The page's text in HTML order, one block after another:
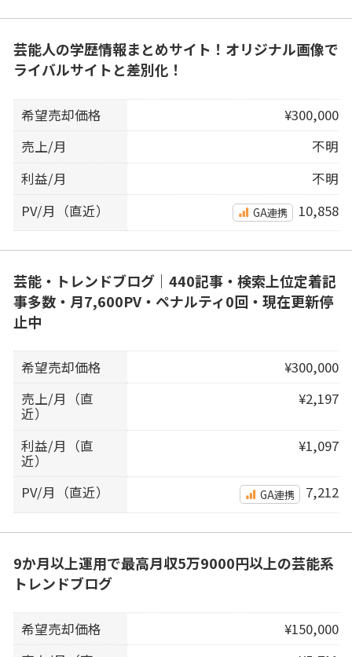
芸能人の学歴情報まとめサイト！オリジナル画像で
ライバルサイトと差別化！
希望売却価格
¥300,000
売上/月
不明
利益/月
不明
PV/月（直近）
GA連携 10,858
芸能・トレンドブログ｜440記事・検索上位定着記
事多数・月7,600PV・ペナルティ0回・現在更新停
止中
希望売却価格
¥300,000
売上/月（直
近）
¥2,197
利益/月（直
近）
¥1,097
PV/月（直近） GA連携 7,212
9か月以上運用で最高月収5万9000円以上の芸能系
トレンドブログ
希望売却価格
¥150,000